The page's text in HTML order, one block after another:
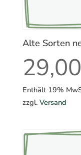
Alte Sorten
29,00
Enthält 19%
zzgl. Versand